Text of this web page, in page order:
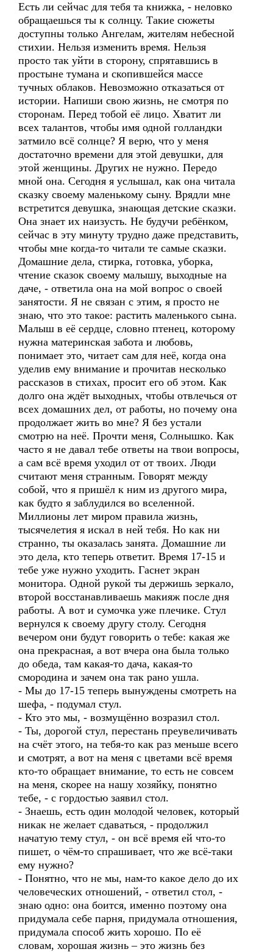
Есть ли сейчас для тебя та книжка, - неловко
обращаешься ты к солнцу. Такие сюжеты
доступны только Ангелам, жителям небесной
стихии. Нельзя изменить время. Нельзя
просто так уйти в сторону, спрятавшись в
простыне тумана и скопившейся массе
тучных облаков. Невозможно отказаться от
истории. Напиши свою жизнь, не смотря по
сторонам. Перед тобой её лицо. Хватит ли
всех талантов, чтобы имя одной голландки
затмило всё солнце? Я верю, что у меня
достаточно времени для этой девушки, для
этой женщины. Других не нужно. Передо
мной она. Сегодня я услышал, как она читала
сказку своему маленькому сыну. Врядли мне
встретится девушка, знающая детские сказки.
Она знает их наизусть. Не будучи ребёнком,
сейчас в эту минуту трудно даже представить,
чтобы мне когда-то читали те самые сказки.
Домашние дела, стирка, готовка, уборка,
чтение сказок своему малышу, выходные на
даче, - ответила она на мой вопрос о своей
занятости. Я не связан с этим, я просто не
знаю, что это такое: растить маленького сына.
Малыш в её сердце, словно птенец, которому
нужна материнская забота и любовь,
понимает это, читает сам для неё, когда она
уделив ему внимание и прочитав несколько
рассказов в стихах, просит его об этом. Как
долго она ждёт выходных, чтобы отвлечься от
всех домашних дел, от работы, но почему она
продолжает жить во мне? Я без устали
смотрю на неё. Прочти меня, Солнышко. Как
часто я не давал тебе ответы на твои вопросы,
а сам всё время уходил от от твоих. Люди
считают меня странным. Говорят между
собой, что я пришёл к ним из другого мира,
как будто я заблудился во вселенной.
Миллионы лет миром правила жизнь,
тысячелетия я искал в ней тебя. Но как ни
странно, ты оказалась занята. Домашние ли
это дела, кто теперь ответит. Время 17-15 и
тебе уже нужно уходить. Гаснет экран
монитора. Одной рукой ты держишь зеркало,
второй восстанавливаешь макияж после дня
работы. А вот и сумочка уже плечике. Стул
вернулся к своему другу столу. Сегодня
вечером они будут говорить о тебе: какая же
она прекрасная, а вот вчера она была только
до обеда, там какая-то дача, какая-то
смородина и зачем она так рано ушла.
- Мы до 17-15 теперь вынуждены смотреть на
шефа, - подумал стул.
- Кто это мы, - возмущённо возразил стол.
- Ты, дорогой стул, перестань преувеличивать
на счёт этого, на тебя-то как раз меньше всего
и смотрят, а вот на меня с цветами всё время
кто-то обращает внимание, то есть не совсем
на меня, скорее на нашу хозяйку, понятно
тебе, - с гордостью заявил стол.
- Знаешь, есть один молодой человек, который
никак не желает сдаваться, - продолжил
начатую тему стул, - он всё время ей что-то
пишет, о чём-то спрашивает, что же всё-таки
ему нужно?
- Понятно, что не мы, нам-то какое дело до их
человеческих отношений, - ответил стол, -
знаю одно: она боится, именно поэтому она
придумала себе парня, придумала отношения,
придумала способ жить хорошо. По её
словам, хорошая жизнь – это жизнь без